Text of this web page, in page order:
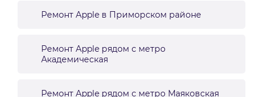
Ремонт Apple в Приморском районе
Ремонт Apple рядом с метро
Академическая
Ремонт Apple рядом с метро Маяковская